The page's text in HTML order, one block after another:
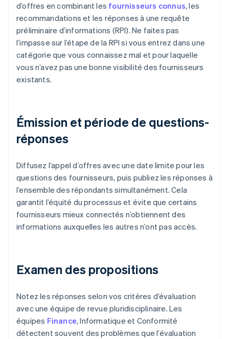
d’offres en combinant les fournisseurs connus, les
recommandations et les réponses à une requête
préliminaire d’informations (RPI). Ne faites pas
l’impasse sur l’étape de la RPI si vous entrez dans une
catégorie que vous connaissez mal et pour laquelle
vous n’avez pas une bonne visibilité des fournisseurs
existants.
Émission et période de questions-
réponses
Diffusez l’appel d’offres avec une date limite pour les
questions des fournisseurs, puis publiez les réponses à
l’ensemble des répondants simultanément. Cela
garantit l’équité du processus et évite que certains
fournisseurs mieux connectés n’obtiennent des
informations auxquelles les autres n’ont pas accès.
Examen des propositions
Notez les réponses selon vos critères d’évaluation
avec une équipe de revue pluridisciplinaire. Les
équipes Finance, Informatique et Conformité
détectent souvent des problèmes que l’évaluation